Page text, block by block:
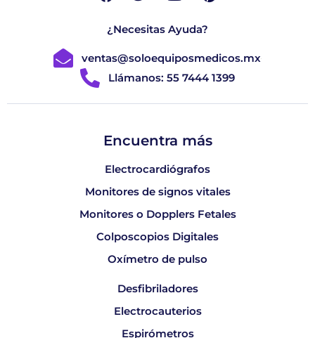
¿Necesitas Ayuda?
ventas@soloequiposmedicos.mx
Llámanos: 55 7444 1399
Encuentra más
Electrocardiógrafos
Monitores de signos vitales
Monitores o Dopplers Fetales
Colposcopios Digitales
Oxímetro de pulso
Desfibriladores
Electrocauterios
Espirómetros